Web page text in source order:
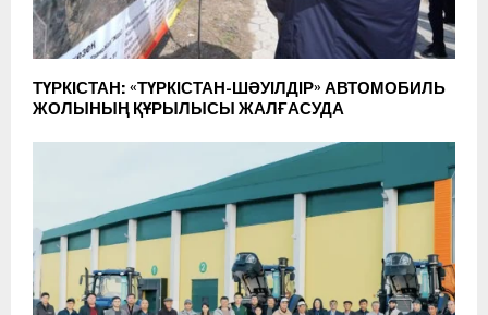
ТҮРКІСТАН: «ТҮРКІСТАН-ШӘУІЛДІР» АВТОМОБИЛЬ
ЖОЛЫНЫҢ ҚҰРЫЛЫСЫ ЖАЛҒАСУДА